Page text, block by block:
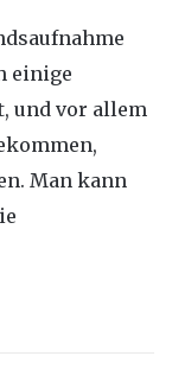
einige
und vor allem
Man kann